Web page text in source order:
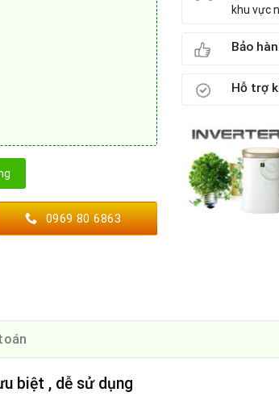
0969 80 6863
khu vực
Bảo
Hỗ trợ
biệt , dễ sử dụng